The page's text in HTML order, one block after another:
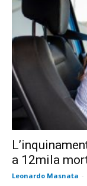
a 12mila
Leonardo Masnata -